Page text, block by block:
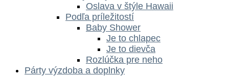
Oslava v štýle Hawaii
Podľa príležitostí
Baby Shower
Je to chlapec
Je to dievča
Rozlúčka pre neho
Párty výzdoba a doplnky